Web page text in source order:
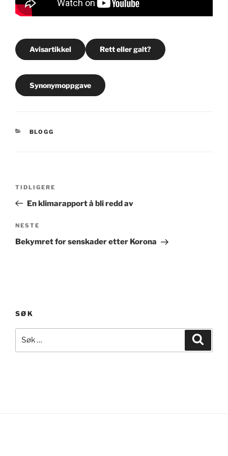
Avisartikkel Rett eller galt?
Synonymoppgave
KATEGORIER
BLOGG
Forrige
innlegg
TIDLIGERE
En klimarapport å bli redd av
Neste
innlegg
NESTE
Bekymret for senskader etter Korona
SØK
etter: